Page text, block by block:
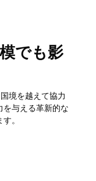
でも影
境を越えて協力
を与える革新的な
。